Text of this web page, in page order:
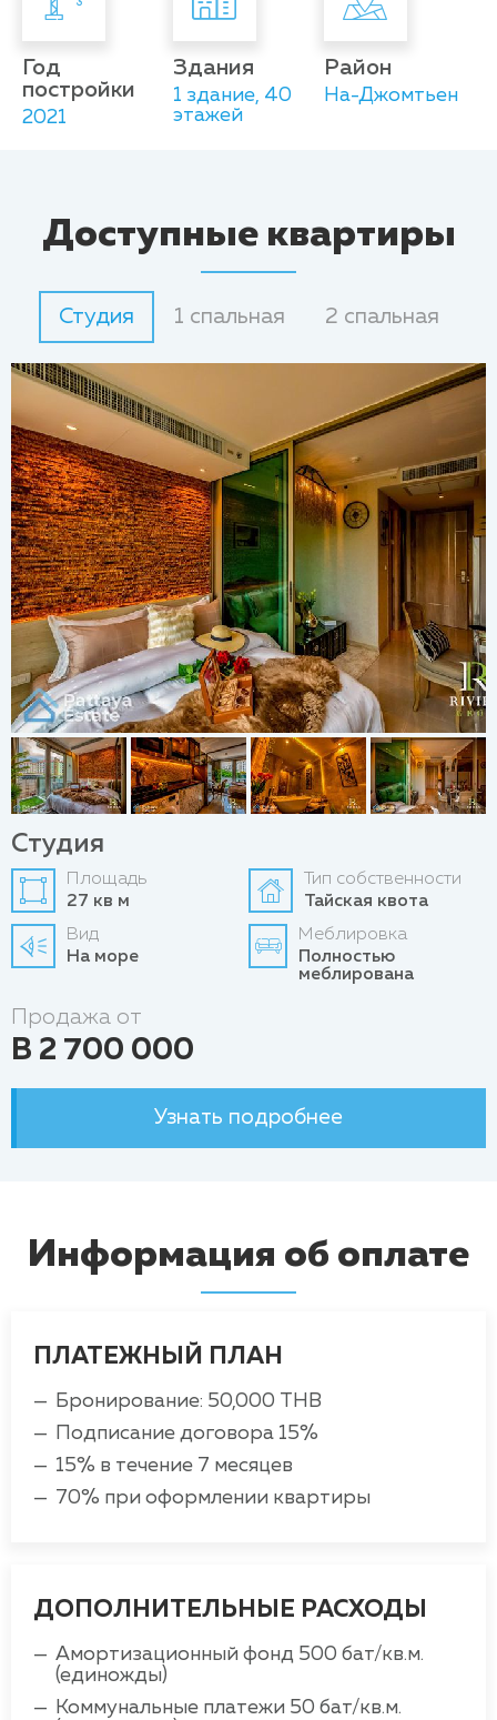
Год
постройки
2021
Здания
1 здание, 40
этажей
Район
На-Джомтьен
Доступные квартиры
Студия 1 спальная 2 спальная
Студия
Площадь
27 кв м
Тип собственности
Тайская квота
Вид
На море
Меблировка
Полностью
меблирована
Продажа от
B 2 700 000
Узнать подробнее
Информация об оплате
ПЛАТЕЖНЫЙ ПЛАН
Бронирование: 50,000 THB
Подписание договора 15%
15% в течение 7 месяцев
70% при оформлении квартиры
ДОПОЛНИТЕЛЬНЫЕ РАСХОДЫ
Амортизационный фонд 500 бат/кв.м.
(единожды)
Коммунальные платежи 50 бат/кв.м.